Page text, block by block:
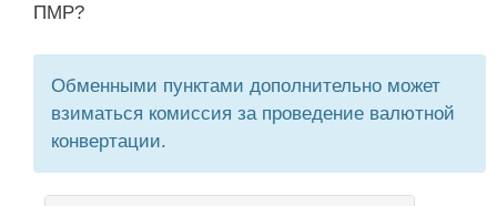
ПМР?
Обменными пунктами дополнительно может
взиматься комиссия за проведение валютной
конвертации.